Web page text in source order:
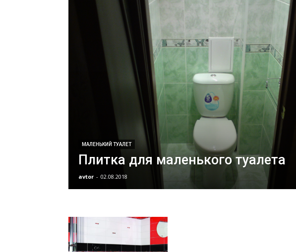
МАЛЕНЬКИЙ ТУАЛЕТ
Плитка для маленького туалета
avtor - 02.08.2018